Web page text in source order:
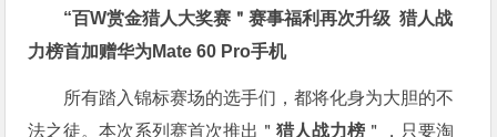
“百W赏金猎人大奖赛＂赛事福利再次升级猎人战
力榜首加赠华为Mate 60 Pro手机
所有踏入锦标赛场的选手们，都将化身为大胆的不
法之徒。本次系列赛首次推出＂猎人战力榜 ＂，只要淘